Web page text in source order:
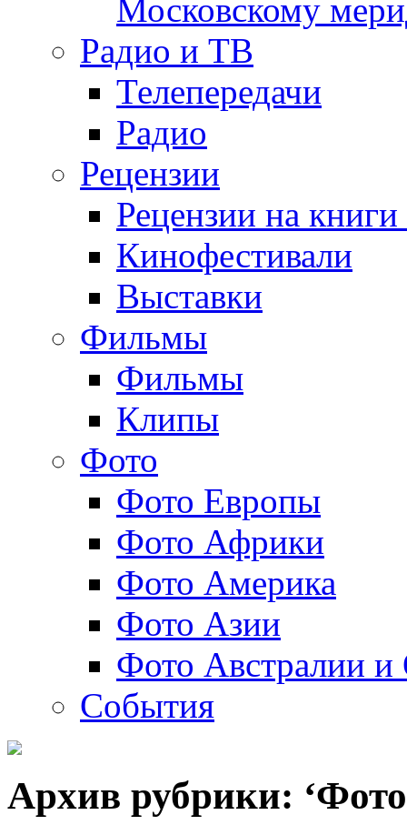
Московскому
Радио и ТВ
Телепередачи
Радио
Рецензии
Рецензии на
Кинофестивали
Выставки
Фильмы
Фильмы
Клипы
Фото
Фото Европы
Фото Африки
Фото Америка
Фото Азии
Фото Австралии и
События
Архив рубрики: